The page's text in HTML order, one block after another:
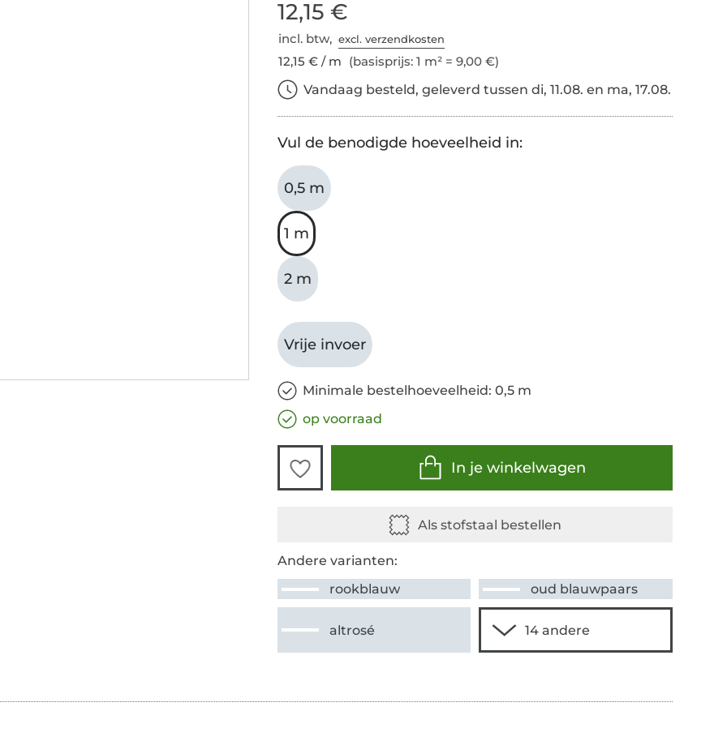
12,15 €
incl. btw,excl. verzendkosten
12,15 € / m (basisprijs: 1 m² = 9,00 €)
Vandaag besteld, geleverd tussen di, 11.08. en ma, 17.08.
Vul de benodigde hoeveelheid in:
0,5 m
1 m
2 m
Vrije invoer
Minimale bestelhoeveelheid: 0,5 m
op voorraad
In je winkelwagen
Andere varianten:
rookblauw
oud blauwpaars
altrosé